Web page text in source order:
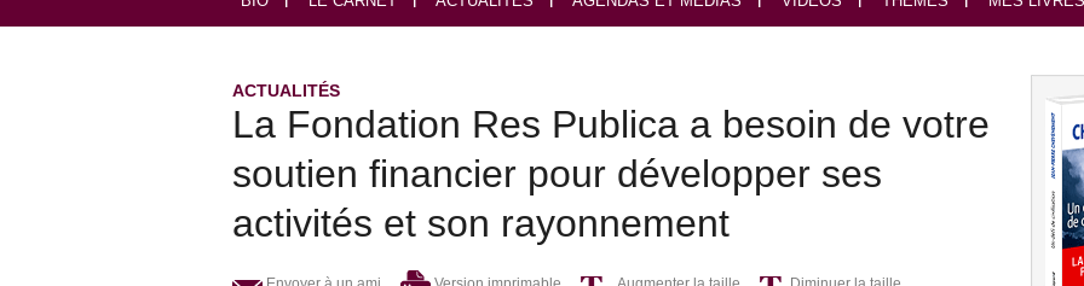
ACTUALITÉS
La Fondation Res Publica a besoin de votre
soutien financier pour développer ses
activités et son rayonnement